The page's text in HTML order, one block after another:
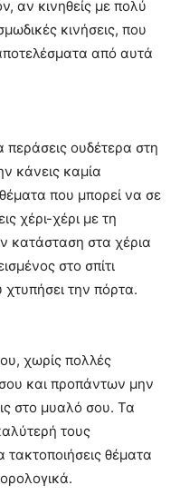
αν κινηθείς με πολύ
κινήσεις, που
από αυτά
περάσεις ουδέτερα στη
κάνεις καμία
που μπορεί να σε
χέρι-χέρι με τη
κατάσταση στα χέρια
στο σπίτι
την πόρτα.
χωρίς πολλές
και προπάντων μην
στο μυαλό σου. Τα
τους
θέματα